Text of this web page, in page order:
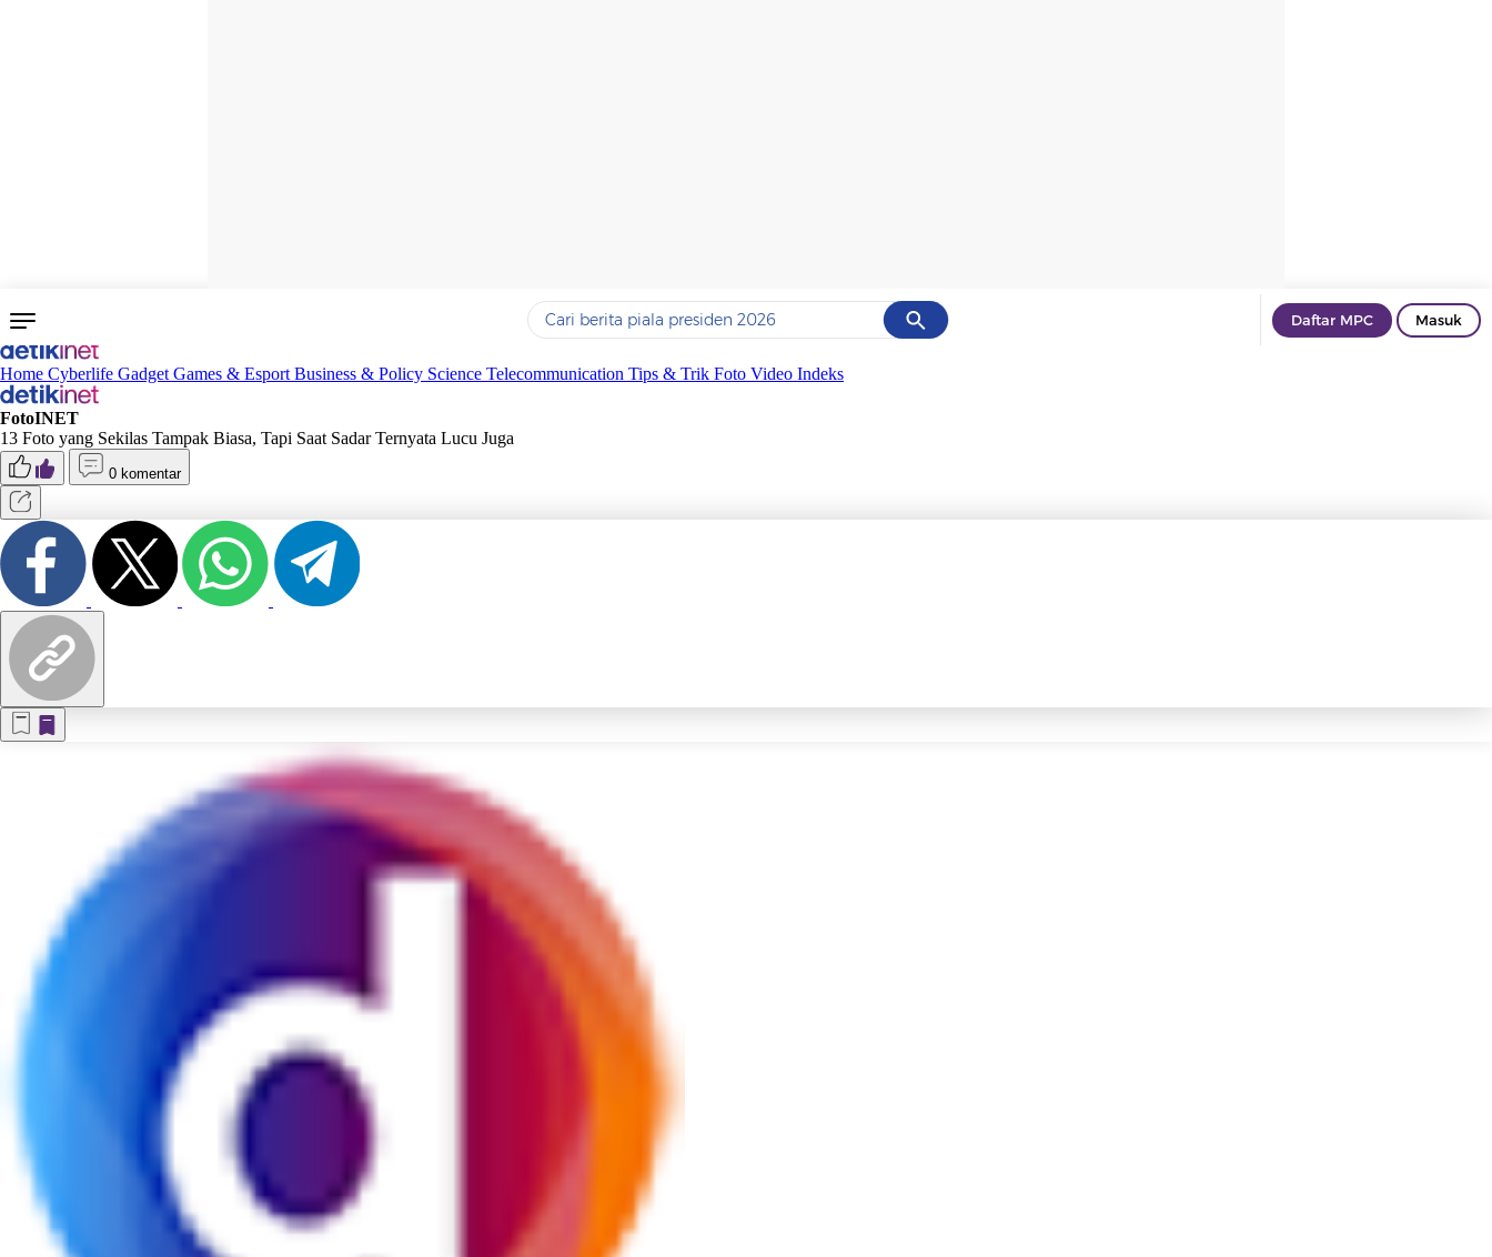
Cancel
Yang sedang ramai dicari
Daftar MPC Masuk
Home Cyberlife Gadget Games & Esport Business & Policy Science Telecommunication Tips & Trik Foto Video Indeks
FotoINET
13 Foto yang Sekilas Tampak Biasa, Tapi Saat Sadar Ternyata Lucu Juga
0 komentar